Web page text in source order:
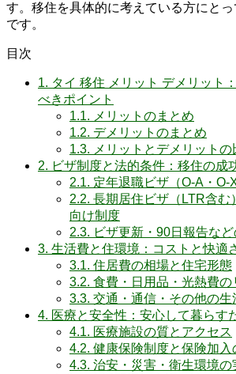
す。移住を具体的に考えている方にと
です。
目次
1. タイ 移住 メリット デメリット
べきポイント
1.1. メリットのまとめ
1.2. デメリットのまとめ
1.3. メリットとデメリットの
2. ビザ制度と法的条件：移住の成
2.1. 定年退職ビザ（O-A・O-
2.2. 長期居住ビザ（LTR含む
向け制度
2.3. ビザ更新・90日報告な
3. 生活費と住環境：コストと快適
3.1. 住居費の相場と住宅形態
3.2. 食費・日用品・光熱費の
3.3. 交通・通信・その他の生
4. 医療と安全性：安心して暮らす
4.1. 医療施設の質とアクセス
4.2. 健康保険制度と保険加入
4.3. 治安・災害・衛生環境の